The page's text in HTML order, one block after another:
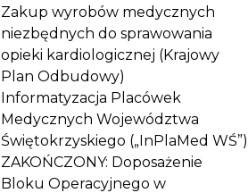
Zakup wyrobów medycznych
niezbędnych do sprawowania
opieki kardiologicznej (Krajowy
Plan Odbudowy)
Informatyzacja Placówek
Medycznych Województwa
Świętokrzyskiego („InPlaMed WŚ”)
ZAKOŃCZONY: Doposażenie
Bloku Operacyjnego w